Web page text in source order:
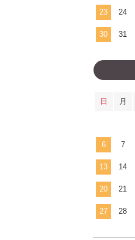
23 24
30 31
日 月
6 7
13 14
20 21
27 28